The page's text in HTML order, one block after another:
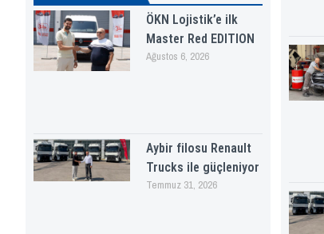
ÖKN Lojistik’e ilk
Master Red EDITION
Ağustos 6, 2026
Aybir filosu Renault
Trucks ile güçleniyor
Temmuz 31, 2026